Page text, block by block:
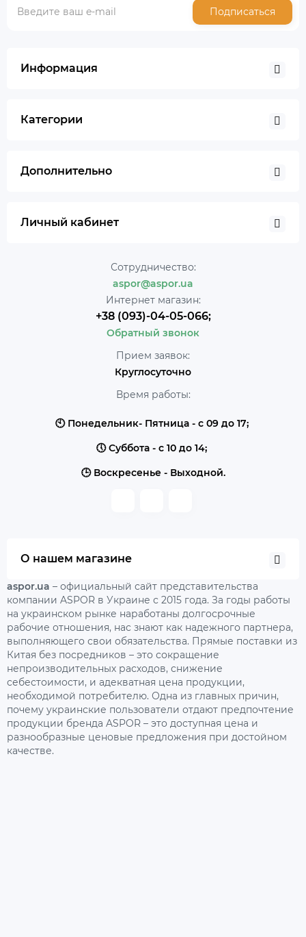
Подписаться
Информация
Категории
Дополнительно
Личный кабинет
Сотрудничество:
aspor@aspor.ua
Интернет магазин:
+38 (093)-04-05-066;
Обратный звонок
Прием заявок:
Круглосуточно
Время работы:
🕙 Понедельник- Пятница - с 09 до 17;
🕔 Суббота - с 10 до 14;
🕒 Воскресенье - Выходной.
О нашем магазине
aspor.ua – официальный сайт представительства
компании ASPOR в Украине с 2015 года. За годы работы
на украинском рынке наработаны долгосрочные
рабочие отношения, нас знают как надежного партнера,
выполняющего свои обязательства. Прямые поставки из
Китая без посредников – это сокращение
непроизводительных расходов, снижение
себестоимости, и адекватная цена продукции,
необходимой потребителю. Одна из главных причин,
почему украинские пользователи отдают предпочтение
продукции бренда ASPOR – это доступная цена и
разнообразные ценовые предложения при достойном
качестве.